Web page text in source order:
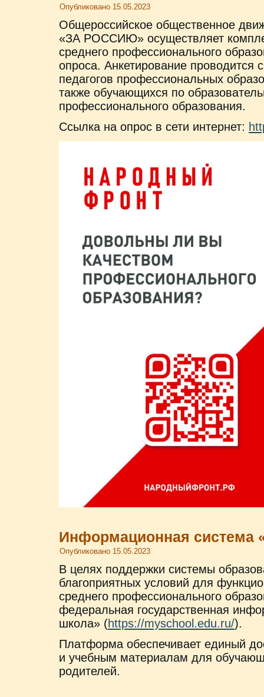
Опубликовано 15.05.2023
Общероссийское общественное
«ЗА РОССИЮ» осуществляет
среднего профессионального
опроса. Анкетирование проводится
педагогов профессиональных
также обучающихся по
профессионального образования.
Ссылка на опрос в сети интернет:
Информационная система
Опубликовано 15.05.2023
В целях поддержки системы
благоприятных условий для
среднего профессионального
федеральная государственная
школа» (https://myschool.edu.ru/).
Платформа обеспечивает единый
и учебным материалам для
родителей.